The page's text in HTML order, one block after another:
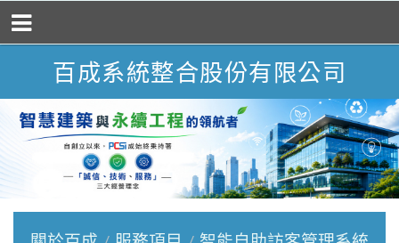
百成系統整合股份有限公司